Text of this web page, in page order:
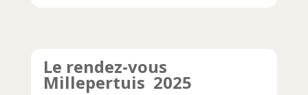
Le rendez-vous
Millepertuis 2025